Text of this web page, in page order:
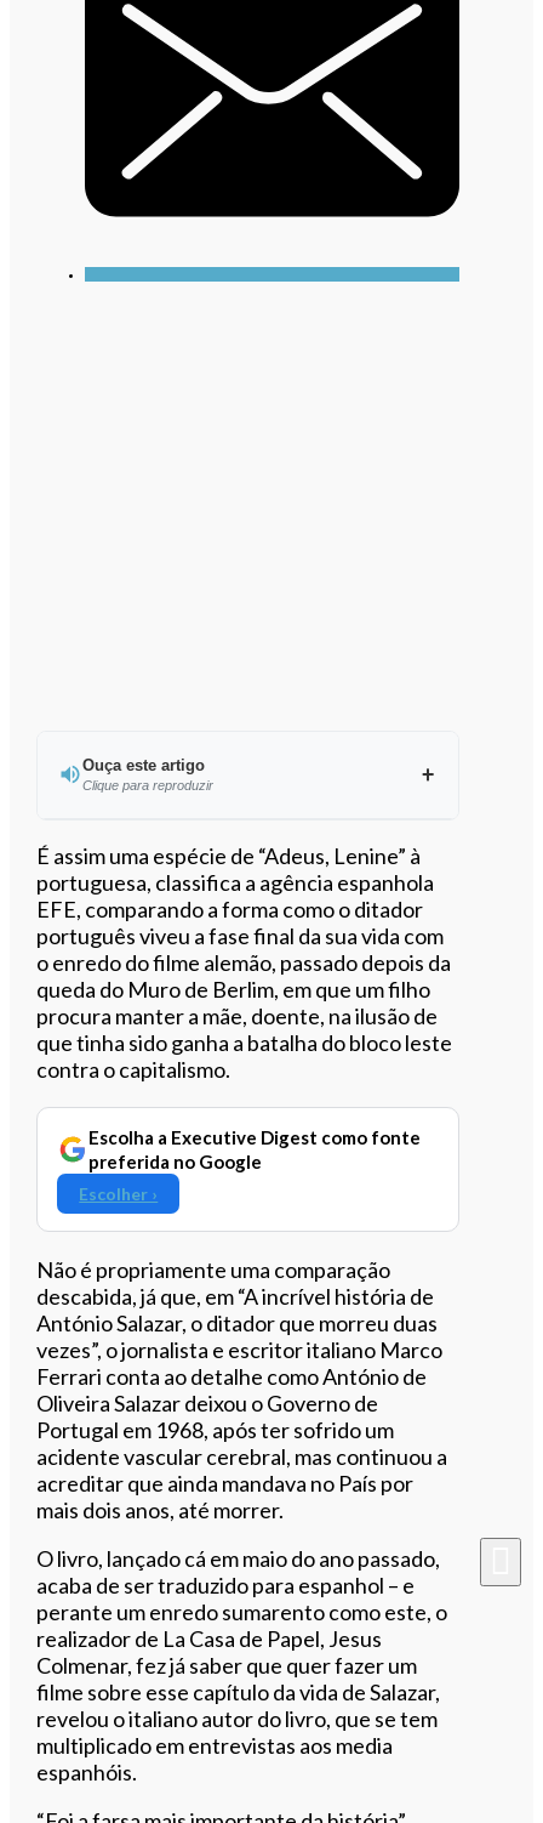
Ouça este artigo
Clique para reproduzir
Ouvir este artigo
É assim uma espécie de “Adeus, Lenine” à
portuguesa, classifica a agência espanhola
EFE, comparando a forma como o ditador
português viveu a fase final da sua vida com
o enredo do filme alemão, passado depois da
queda do Muro de Berlim, em que um filho
procura manter a mãe, doente, na ilusão de
que tinha sido ganha a batalha do bloco leste
contra o capitalismo.
Escolha a Executive Digest como fonte
preferida no Google
Escolher ›
Não é propriamente uma comparação
descabida, já que, em “A incrível história de
António Salazar, o ditador que morreu duas
vezes”, o jornalista e escritor italiano Marco
Ferrari conta ao detalhe como António de
Oliveira Salazar deixou o Governo de
Portugal em 1968, após ter sofrido um
acidente vascular cerebral, mas continuou a
acreditar que ainda mandava no País por
mais dois anos, até morrer.
O livro, lançado cá em maio do ano passado,
acaba de ser traduzido para espanhol – e
perante um enredo sumarento como este, o
realizador de La Casa de Papel, Jesus
Colmenar, fez já saber que quer fazer um
filme sobre esse capítulo da vida de Salazar,
revelou o italiano autor do livro, que se tem
multiplicado em entrevistas aos media
espanhóis.